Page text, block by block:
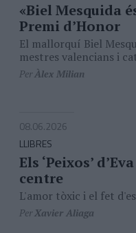
«Biel Mesquida
Premi d’Honor
El mallorquí Biel
mestres valencians i
PerÀlex Milian
08.06.2026
LLIBRES
Els ‘Peixos’
centre
L'amor tòxic i el fet
PerXavier Aliaga